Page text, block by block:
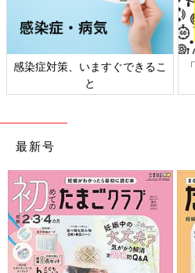
ん・
日本外来小児科学会リーフ
最新号